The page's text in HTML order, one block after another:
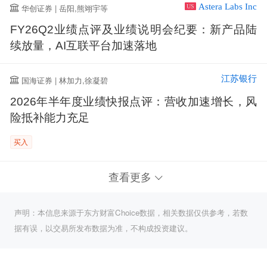
华创证券 | 岳阳,熊翊宇等 US Astera Labs Inc
FY26Q2业绩点评及业绩说明会纪要：新产品陆
续放量，AI互联平台加速落地
国海证券 | 林加力,徐凝碧 江苏银行
2026年半年度业绩快报点评：营收加速增长，风
险抵补能力充足
买入
查看更多
声明：本信息来源于东方财富Choice数据，相关数据仅供参考，若数
据有误，以交易所发布数据为准，不构成投资建议。